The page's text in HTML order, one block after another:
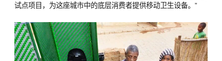
试点项目，为这座城市中的底层消费者提供移动卫生设备。”